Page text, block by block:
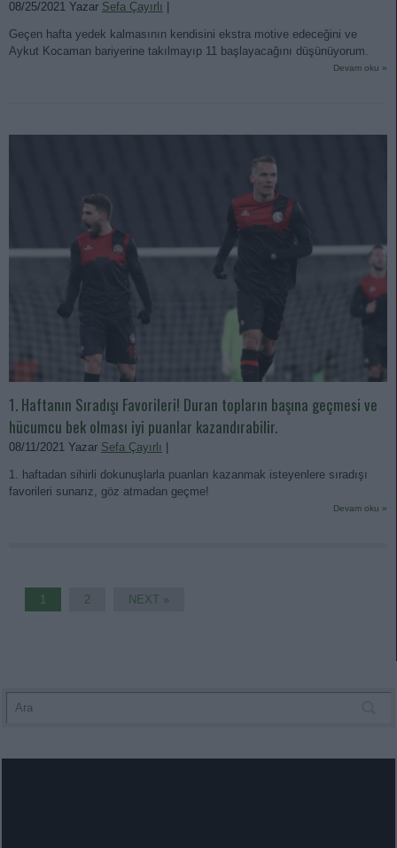
08/25/2021 Yazar Sefa Çayırlı
Geçen hafta yedek kalmasının kendisini ekstra motive edeceğini ve
Aykut Kocaman bariyerine takılmayıp 11 başlayacağını düşünüyorum.
Devam oku »
1. Haftanın Sıradışı Favorileri! Duran topların başına geçmesi ve
hücumcu bek olması iyi puanlar kazandırabilir.
08/11/2021 Yazar Sefa Çayırlı
1. haftadan sihirli dokunuşlarla puanları kazanmak isteyenlere sıradışı
favorileri sunarız, göz atmadan geçme!
Devam oku »
1 2 NEXT »